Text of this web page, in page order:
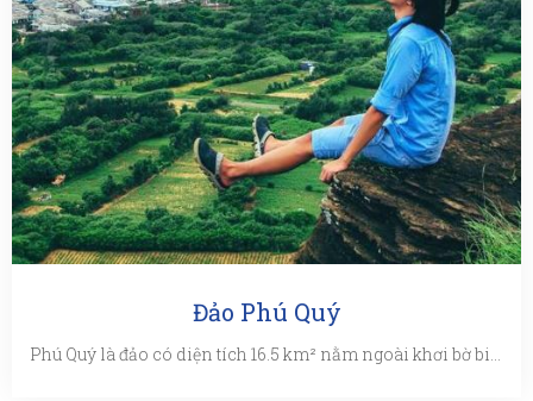
Đảo Phú Quý
Phú Quý là đảo có diện tích 16.5 km² nằm ngoài khơi bờ biển Nam Trung Bộ, trực thuộc huyện đảo Phú Quý, tỉnh Bình ...